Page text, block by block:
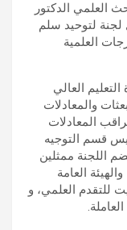
العلمي الدكتور
لجنة لتوحيد سلم
العلمية
العالي
والمعادلات
المعادلات
قسم التوجيه
اللجنة ممثلين
العامة
للتقدم العلمي، و